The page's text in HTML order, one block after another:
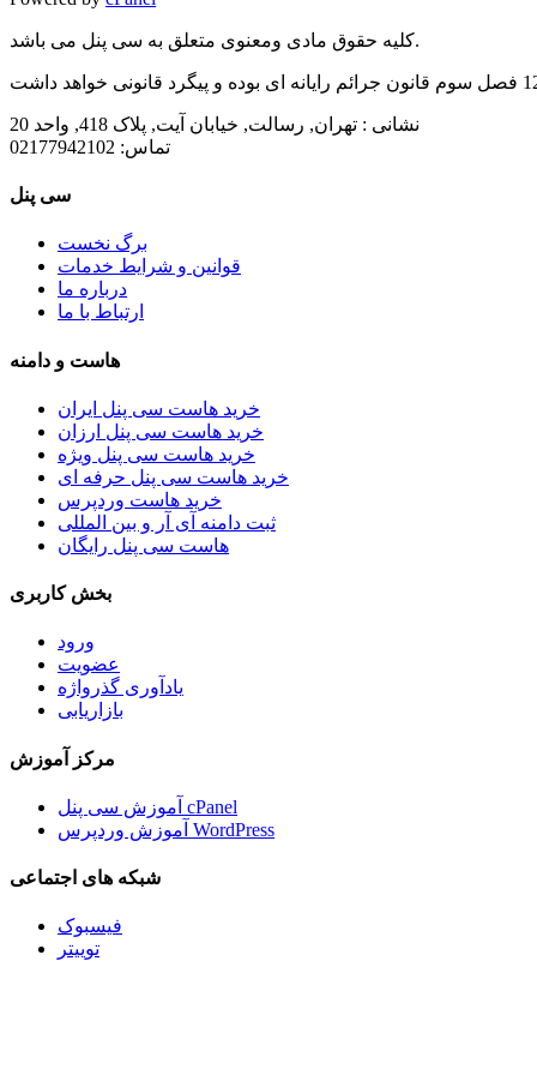
کلیه حقوق مادی ومعنوی متعلق به سی پنل می باشد.
نشانی : تهران, رسالت, خیابان آیت, پلاک 418, واحد 20
تماس:
سی پنل
برگ نخست
قوانین و شرایط خدمات
درباره ما
ارتباط با ما
هاست و دامنه
خرید هاست سی پنل ایران
خرید هاست سی پنل ارزان
خرید هاست سی پنل ویژه
خرید هاست سی پنل حرفه ای
خرید هاست وردپرس
ثبت دامنه آی آر و بین المللی
هاست سی پنل رایگان
بخش کاربری
ورود
عضویت
یادآوری گذرواژه
بازاریابی
مرکز آموزش
آموزش سی پنل cPanel
آموزش وردپرس WordPress
شبکه های اجتماعی
فیسبوک
توییتر